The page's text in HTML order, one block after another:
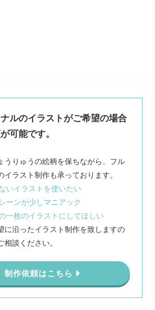
ルのイラストがご希望の場合
可能です。
うりゅうの絵柄を保ちながら、フル
いイラストを使いたい
ーンが少しマニアック
一枚のイラストにしてほしい
に沿ったイラスト制作を致しますの
相談ください。
制作依頼はこちら